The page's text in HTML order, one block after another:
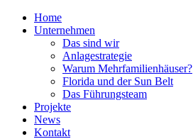
Home
Unternehmen
Das sind wir
Anlagestrategie
Warum Mehrfamilienhäuser?
Florida und der Sun Belt
Das Führungsteam
Projekte
News
Kontakt